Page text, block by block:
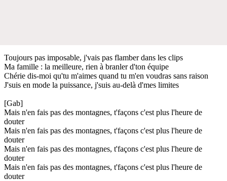
Toujours pas imposable, j'vais pas flamber dans les clips
Ma famille : la meilleure, rien à branler d'ton équipe
Chérie dis-moi qu'tu m'aimes quand tu m'en voudras sans raison
J'suis en mode la puissance, j'suis au-delà d'mes limites
[Gab]
Mais n'en fais pas des montagnes, t'façons c'est plus l'heure de
douter
Mais n'en fais pas des montagnes, t'façons c'est plus l'heure de
douter
Mais n'en fais pas des montagnes, t'façons c'est plus l'heure de
douter
Mais n'en fais pas des montagnes, t'façons c'est plus l'heure de
douter